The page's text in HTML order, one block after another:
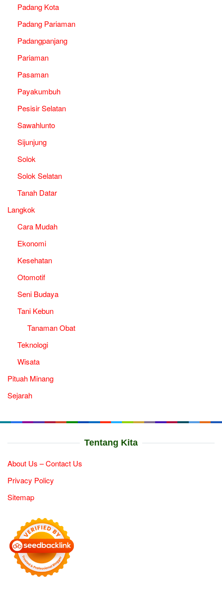
Padang Kota
Padang Pariaman
Padangpanjang
Pariaman
Pasaman
Payakumbuh
Pesisir Selatan
Sawahlunto
Sijunjung
Solok
Solok Selatan
Tanah Datar
Langkok
Cara Mudah
Ekonomi
Kesehatan
Otomotif
Seni Budaya
Tani Kebun
Tanaman Obat
Teknologi
Wisata
Pituah Minang
Sejarah
Tentang Kita
About Us – Contact Us
Privacy Policy
Sitemap